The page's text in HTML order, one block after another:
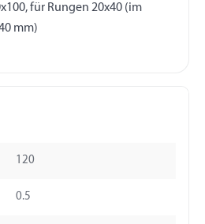
für Rungen 20x40 (im
120
0.5